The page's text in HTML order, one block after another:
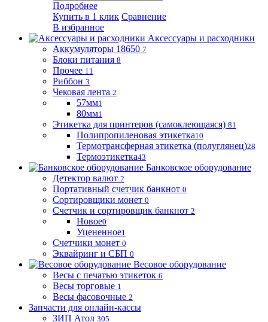
Подробнее
Купить в 1 клик Сравнение
В избранное
Аксессуары и расходники
Аккумуляторы 18650 7
Блоки питания 8
Прочее 11
Риббон 3
Чековая лента 2
57мм1
80мм1
Этикетка для принтеров (самоклеющаяся) 81
Полипропиленовая этикетка10
Термотрансферная этикетка (полуглянец)28
Термоэтикетка43
Банковское оборудование
Детектор валют 2
Портативный счетчик банкнот 0
Сортировщики монет 0
Счетчик и сортировщик банкнот 2
Новое0
Уцененное1
Счетчики монет 0
Эквайринг и СБП 0
Весовое оборудование
Весы с печатью этикеток 6
Весы торговые 1
Весы фасовочные 2
Запчасти для онлайн-кассы
ЗИП Атол 305